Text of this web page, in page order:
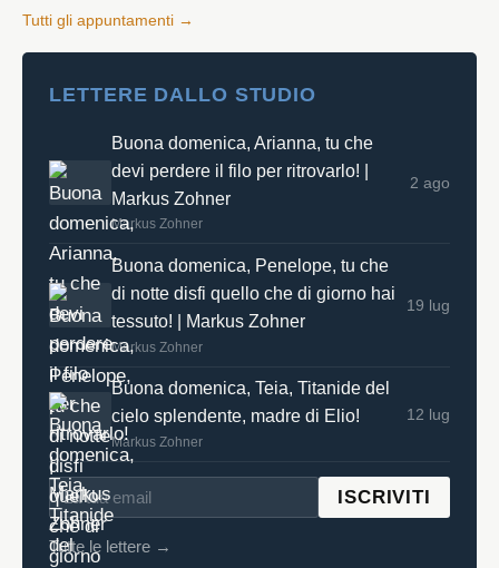
Tutti gli appuntamenti →
LETTERE DALLO STUDIO
Buona domenica, Arianna, tu che
devi perdere il filo per ritrovarlo! |
Markus Zohner
Markus Zohner
2 ago
Buona domenica, Penelope, tu che
di notte disfi quello che di giorno hai
tessuto! | Markus Zohner
Markus Zohner
19 lug
Buona domenica, Teia, Titanide del
cielo splendente, madre di Elio!
Markus Zohner
12 lug
ISCRIVITI
Tutte le lettere →